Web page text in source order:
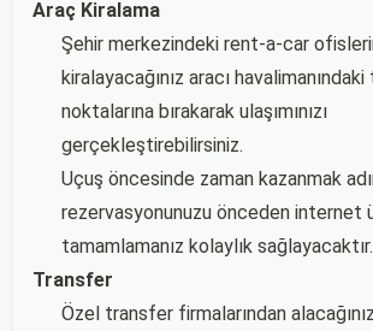
Araç Kiralama
Şehir merkezindeki rent-a-car
kiralayacağınız aracı
noktalarına bırakarak ulaşımınızı
gerçekleştirebilirsiniz.
Uçuş öncesinde zaman kazanmak
rezervasyonunuzu önceden internet
tamamlamanız kolaylık sağlayacaktır.
Transfer
Özel transfer firmalarından